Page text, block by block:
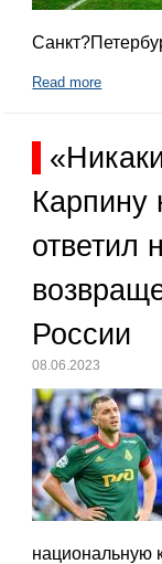
Read more
ответил
России
08.06.2023
национальную